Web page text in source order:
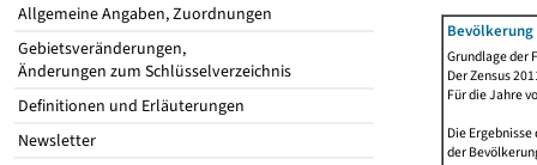
Allgemeine Angaben, Zuordnungen
Gebietsveränderungen,
Änderungen zum Schlüsselverzeichnis
Definitionen und Erläuterungen
Newsletter
Grundlage der
Der Zensus
Für die Jahre
Die
der